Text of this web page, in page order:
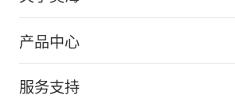
产品中心
服务支持